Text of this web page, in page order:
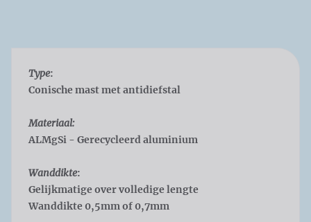
Type:
Conische mast met antidiefstal
Materiaal:
ALMgSi - Gerecycleerd aluminium
Wanddikte:
Gelijkmatige over volledige lengte
Wanddikte 0,5mm of 0,7mm